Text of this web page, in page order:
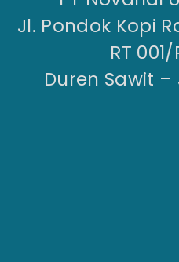
Jl. Pondok Kopi
RT
Duren Sawit